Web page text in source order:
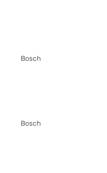
Bosch
Bosch